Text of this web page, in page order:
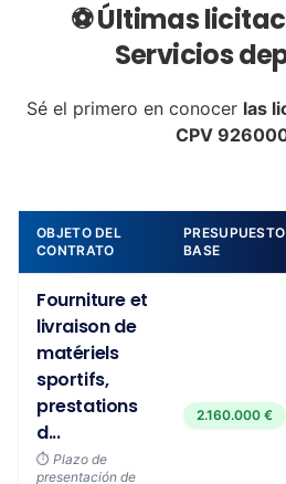
⚽ Últimas
Servicios
Sé el primero en conocer las
CPV
OBJETO DEL
CONTRATO
PRESUPUESTO
BASE
Fourniture et
livraison de
matériels
sportifs,
prestations
d...
⏱️ Plazo de
presentación de
2.160.000 €